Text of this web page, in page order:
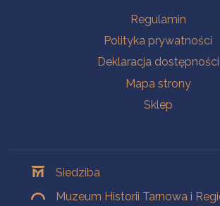
Regulamin
Polityka prywatności
Deklaracja dostępności
Mapa strony
Sklep
Siedziba
Muzeum Historii Tarnowa i